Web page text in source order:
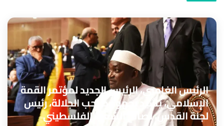
الرئيس الغامبي، الرئيس الجديد لمؤتمر القمة
الإسلامي، يشيد بجهود صاحب الجلالة، رئيس
لجنة القدس، لصالح الشعب الفلسطيني